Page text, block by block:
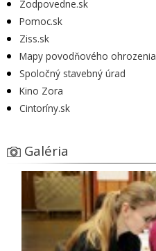
Zodpovedne.sk
Pomoc.sk
Ziss.sk
Mapy povodňového ohrozenia
Spoločný stavebný úrad
Kino Zora
Cintoríny.sk
Galéria